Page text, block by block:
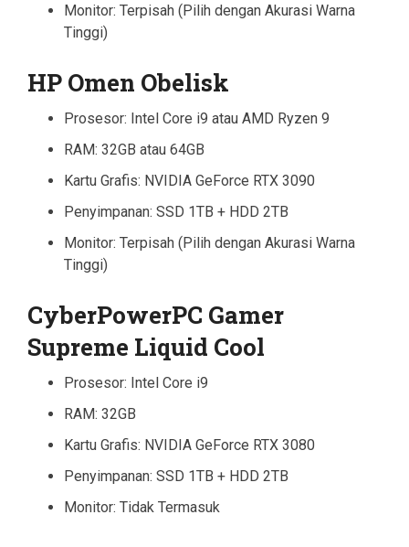
Monitor: Terpisah (Pilih dengan Akurasi Warna
Tinggi)
HP Omen Obelisk
Prosesor: Intel Core i9 atau AMD Ryzen 9
RAM: 32GB atau 64GB
Kartu Grafis: NVIDIA GeForce RTX 3090
Penyimpanan: SSD 1TB + HDD 2TB
Monitor: Terpisah (Pilih dengan Akurasi Warna
Tinggi)
CyberPowerPC Gamer
Supreme Liquid Cool
Prosesor: Intel Core i9
RAM: 32GB
Kartu Grafis: NVIDIA GeForce RTX 3080
Penyimpanan: SSD 1TB + HDD 2TB
Monitor: Tidak Termasuk